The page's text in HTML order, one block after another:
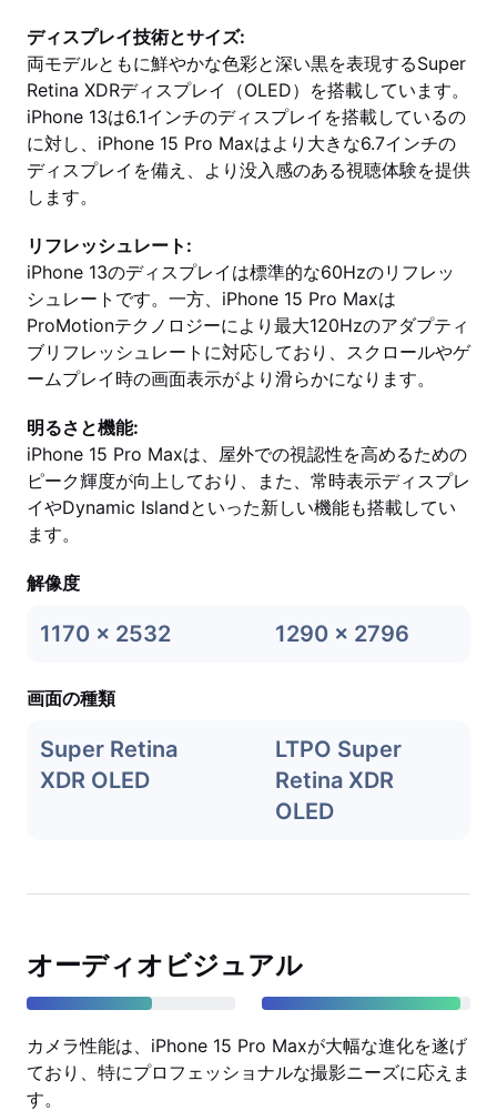
ディスプレイ技術とサイズ:
両モデルともに鮮やかな色彩と深い黒を表現するSuper
Retina XDRディスプレイ（OLED）を搭載しています。
iPhone 13は6.1インチのディスプレイを搭載しているの
に対し、iPhone 15 Pro Maxはより大きな6.7インチの
ディスプレイを備え、より没入感のある視聴体験を提供
します。
リフレッシュレート:
iPhone 13のディスプレイは標準的な60Hzのリフレッ
シュレートです。一方、iPhone 15 Pro Maxは
ProMotionテクノロジーにより最大120Hzのアダプティ
ブリフレッシュレートに対応しており、スクロールやゲ
ームプレイ時の画面表示がより滑らかになります。
明るさと機能:
iPhone 15 Pro Maxは、屋外での視認性を高めるための
ピーク輝度が向上しており、また、常時表示ディスプレ
イやDynamic Islandといった新しい機能も搭載してい
ます。
解像度
1170 x 2532 1290 x 2796
画面の種類
Super Retina
XDR OLED
LTPO Super
Retina XDR
OLED
オーディオビジュアル
カメラ性能は、iPhone 15 Pro Maxが大幅な進化を遂げ
ており、特にプロフェッショナルな撮影ニーズに応えま
す。